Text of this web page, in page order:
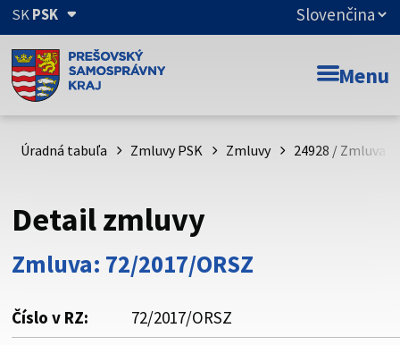
SKPSK
Doména psk.sk je oficiálna
Toto je oficiálna webová stránka Prešovského
psk.sk.
Buďte pozorní a vždy sa uistite, že zdieľate informácie iba
cez zabezpečenú webovú stránku. Zabezpečená stránka
vždy začína https:// pred názvom domény webového sídla.
Menu
Úradná tabuľa Zmluvy PSK Zmluvy 24928 / Zmluva
Detail zmluvy
Zmluva: 72/2017/ORSZ
Číslo v RZ:
72/2017/ORSZ